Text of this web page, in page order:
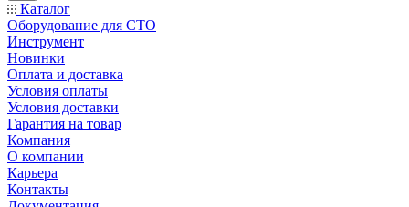
Каталог
Оборудование для СТО
Инструмент
Новинки
Оплата и доставка
Условия оплаты
Условия доставки
Гарантия на товар
Компания
О компании
Карьера
Контакты